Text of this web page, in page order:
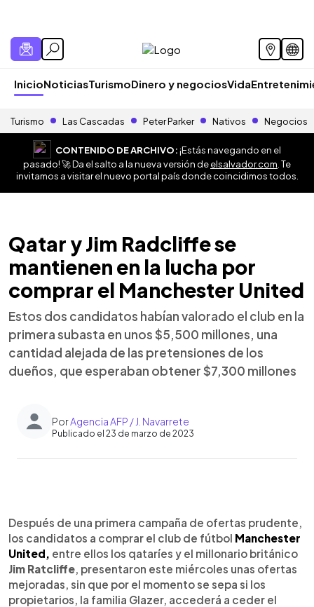
InicioNoticiasTurismoDinero y negociosVida
Turismo Las Cascadas Peter Parker Nativos Negocios
CONTENIDO DE ARCHIVO:¡Estás navegando en el
pasado! 🚀 Da el salto a la nueva versión deelsalvador.com . Te
invitamos a visitar el nuevo portal país donde coincidimos todos.
Qatar y Jim Radcliffe se
mantienen en la lucha por
comprar el Manchester United
Estos dos candidatos habían valorado el club en la
primera subasta en unos $5,500 millones, una
cantidad alejada de las pretensiones de los
dueños, que esperaban obtener $7,300 millones
PorAgencia AFP / J. Navarrete
Publicado el 23 de marzo de 2023
► Escuchar artículo
Después de una primera campaña de ofertas prudente,
los candidatos a comprar el club de fútbol Manchester
United, entre ellos los qataríes y el millonario británico
Jim Ratcliffe, presentaron este miércoles unas ofertas
mejoradas, sin que por el momento se sepa si los
propietarios, la familia Glazer, accederá a ceder el